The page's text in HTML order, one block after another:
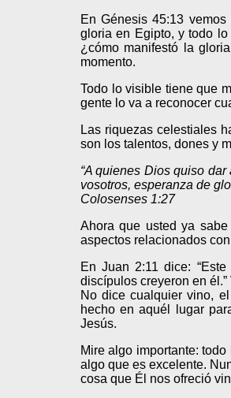
En Génesis 45:13
gloria en Egipto, y todo
¿cómo manifestó la
momento.
Todo lo visible tiene que
gente lo va a reconocer
Las riquezas celestiales
son los talentos, dones y
“A quienes Dios quiso
vosotros, esperanza de
Colosenses 1:27
Ahora que usted ya
aspectos relacionados
En Juan 2:11 dice:
discípulos creyeron en
No dice cualquier vino,
hecho en aquél lugar
Jesús.
Mire algo importante:
algo que es excelente.
cosa que Él nos ofreció